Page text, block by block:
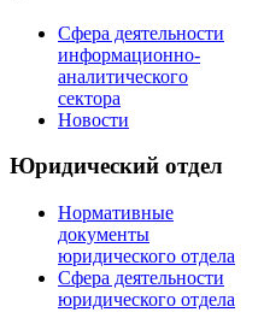
Сфера деятельности
информационно-
аналитического
сектора
Новости
Юридический отдел
Нормативные
документы
юридического отдела
Сфера деятельности
юридического отдела